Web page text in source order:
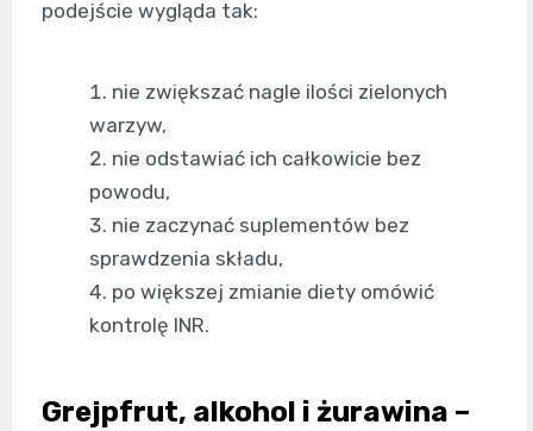
podejście wygląda tak:
nie zwiększać nagle ilości zielonych
warzyw,
nie odstawiać ich całkowicie bez
powodu,
nie zaczynać suplementów bez
sprawdzenia składu,
po większej zmianie diety omówić
kontrolę INR.
Grejpfrut, alkohol i żurawina –